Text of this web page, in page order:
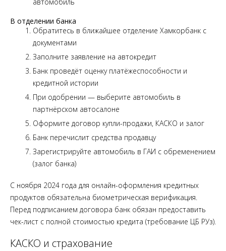
В отделении банка
Обратитесь в ближайшее отделение Хамкорбанк с
документами
Заполните заявление на автокредит
Банк проведёт оценку платёжеспособности и
кредитной истории
При одобрении — выберите автомобиль в
партнёрском автосалоне
Оформите договор купли-продажи, КАСКО и залог
Банк перечислит средства продавцу
Зарегистрируйте автомобиль в ГАИ с обременением
(залог банка)
С ноября 2024 года для онлайн-оформления кредитных
продуктов обязательна биометрическая верификация.
Перед подписанием договора банк обязан предоставить
чек-лист с полной стоимостью кредита (требование ЦБ РУз).
КАСКО и страхование